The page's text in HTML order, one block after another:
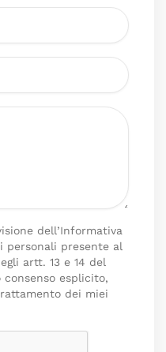
dell’Informativa
presente al
artt. 13 e 14 del
consenso esplicito,
dei miei